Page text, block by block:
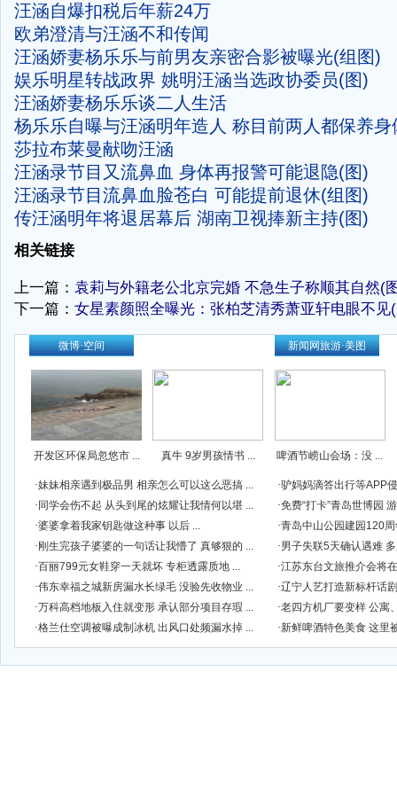
汪涵自爆扣税后年薪24万
欧弟澄清与汪涵不和传闻
汪涵娇妻杨乐乐与前男友亲密合影被曝光(组图)
娱乐明星转战政界 姚明汪涵当选政协委员(图)
汪涵娇妻杨乐乐谈二人生活
杨乐乐自曝与汪涵明年造人 称目前两人都保养身
莎拉布莱曼献吻汪涵
汪涵录节目又流鼻血 身体再报警可能退隐(图)
汪涵录节目流鼻血脸苍白 可能提前退休(组图)
传汪涵明年将退居幕后 湖南卫视捧新主持(图)
相关链接
上一篇： 袁莉与外籍老公北京完婚 不急生子称顺其自然(
下一篇： 女星素颜照全曝光：张柏芝清秀萧亚轩电眼不见